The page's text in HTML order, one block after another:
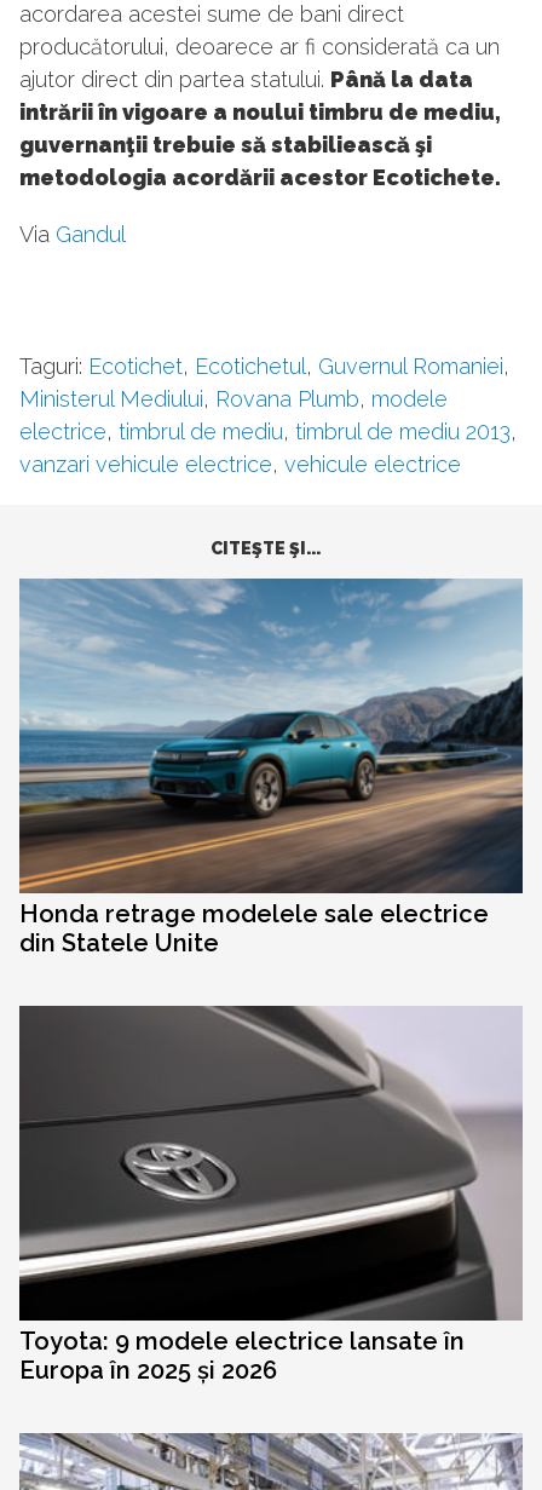
acordarea acestei sume de bani direct
producătorului, deoarece ar fi considerată ca un
ajutor direct din partea statului. Până la data
intrării în vigoare a noului timbru de mediu,
guvernanţii trebuie să stabiliească şi
metodologia acordării acestor Ecotichete.
Via Gandul
Taguri: Ecotichet, Ecotichetul, Guvernul Romaniei,
Ministerul Mediului, Rovana Plumb, modele
electrice, timbrul de mediu, timbrul de mediu 2013,
vanzari vehicule electrice, vehicule electrice
CITEŞTE ŞI...
Honda retrage modelele sale electrice
din Statele Unite
Toyota: 9 modele electrice lansate în
Europa în 2025 și 2026